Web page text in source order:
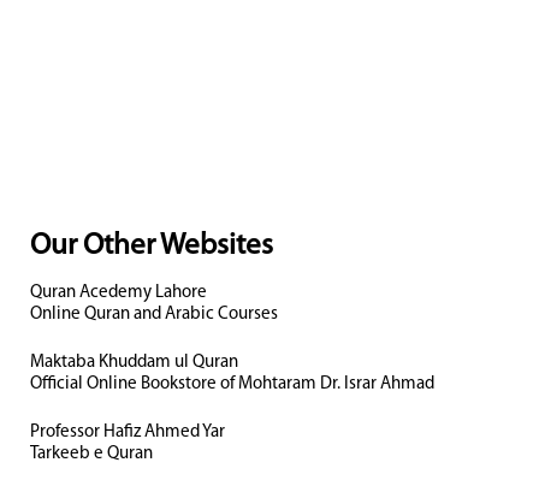
Our Other Websites
Quran Acedemy Lahore
Online Quran and Arabic Courses
Maktaba Khuddam ul Quran
Official Online Bookstore of Mohtaram Dr. Israr Ahmad
Professor Hafiz Ahmed Yar
Tarkeeb e Quran